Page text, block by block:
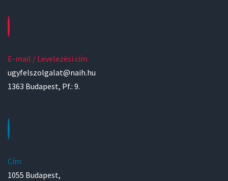
E-mail / Levelezési cím
ugyfelszolgalat@naih.hu
1363 Budapest, Pf.: 9.
Cím
1055 Budapest,